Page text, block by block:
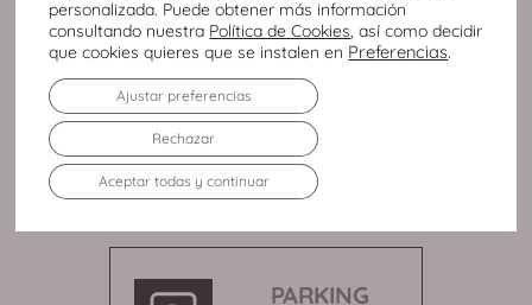
PARKING
DELIVERY
Situados en el parking de la
planta 1
PARKING
personalizada. Puede obtener más información
consultando nuestra Política de Cookies, así como decidir
que cookies quieres que se instalen en Preferencias.
Aceptar todas y continuar
Rechazar
Ajustar preferencias